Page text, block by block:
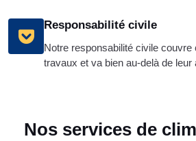
Responsabilité civile
Notre responsabilité civile couvre
travaux et va bien au-delà de leur
Nos services de